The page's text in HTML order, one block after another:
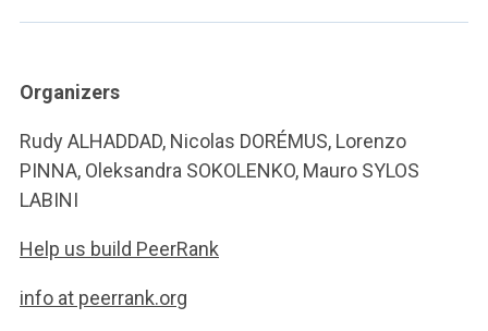
Organizers
Rudy ALHADDAD, Nicolas DORÉMUS, Lorenzo
PINNA, Oleksandra SOKOLENKO, Mauro SYLOS
LABINI
Help us build PeerRank
info at peerrank.org